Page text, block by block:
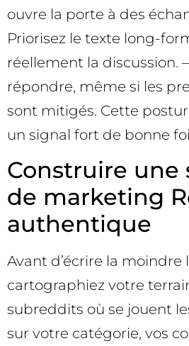
ouvre la porte à des
Priorisez le texte long-
réellement la discussion.
répondre, même si les
sont mitigés. Cette
un signal fort de bonne
Construire une
de marketing
authentique
Avant d’écrire la moindre
cartographiez votre
subreddits où se jouent
sur votre catégorie, vos